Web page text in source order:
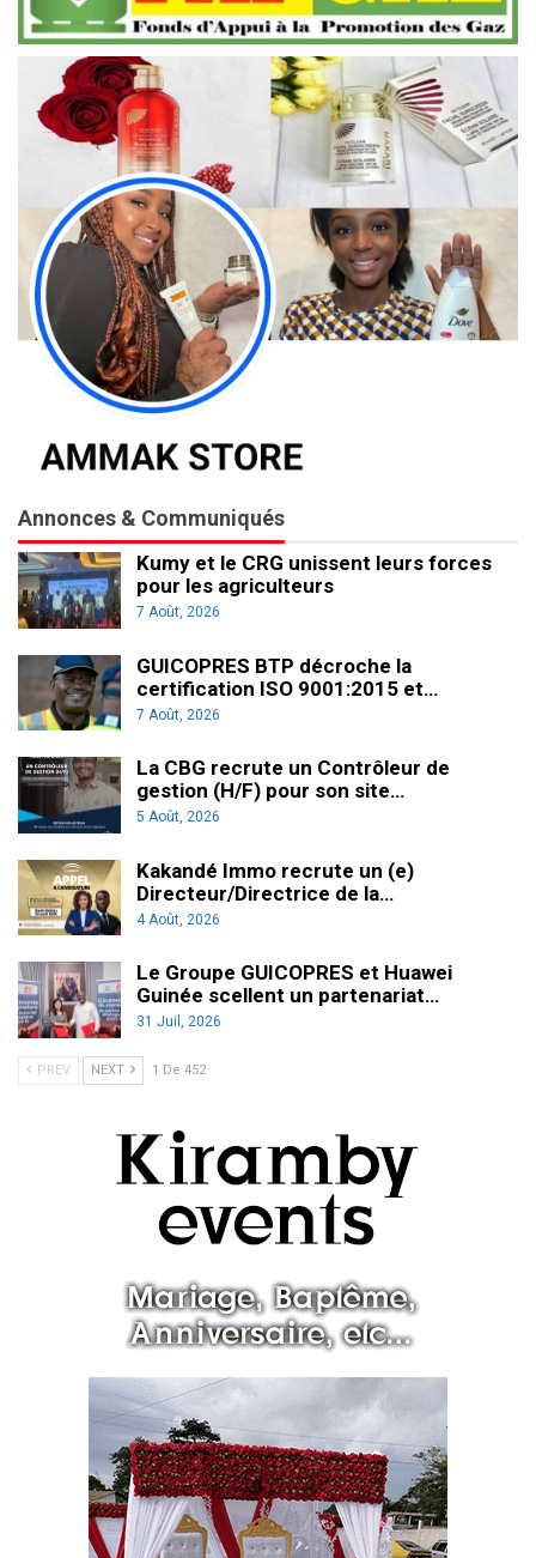
Annonces & Communiqués
Kumy et le CRG unissent leurs forces
pour les agriculteurs
7 Août, 2026
GUICOPRES BTP décroche la
certification ISO 9001:2015 et…
7 Août, 2026
La CBG recrute un Contrôleur de
gestion (H/F) pour son site…
5 Août, 2026
Kakandé Immo recrute un (e)
Directeur/Directrice de la…
4 Août, 2026
Le Groupe GUICOPRES et Huawei
Guinée scellent un partenariat…
31 Juil, 2026
PREV NEXT 1 De 452